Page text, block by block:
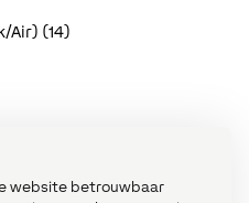
website betrouwbaar
Air) (14)